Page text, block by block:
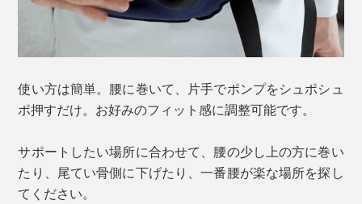
使い方は簡単。腰に巻いて、片手でポンプをシュポシュ
ポ押すだけ。お好みのフィット感に調整可能です。
サポートしたい場所に合わせて、腰の少し上の方に巻い
たり、尾てい骨側に下げたり、一番腰が楽な場所を探し
てください。